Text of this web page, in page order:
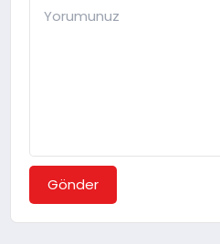
Gönder